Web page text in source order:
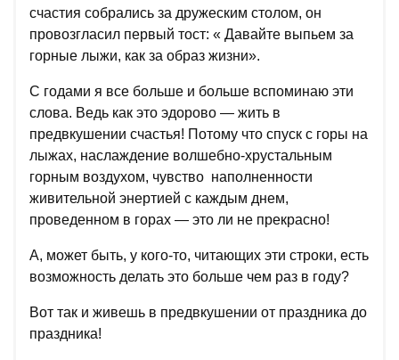
счастия собрались за дружеским столом, он
провозгласил первый тост: « Давайте выпьем за
горные лыжи, как за образ жизни».
С годами я все больше и больше вспоминаю эти
слова. Ведь как это эдорово — жить в
предвкушении счастья! Потому что спуск с горы на
лыжах, наслаждение волшебно-хрустальным
горным воздухом, чувство наполненности
живительной энертией с каждым днем,
проведенном в горах — это ли не прекрасно!
А, может быть, у кого-то, читающих эти строки, есть
возможность делать это больше чем раз в году?
Вот так и живешь в предвкушении от праздника до
праздника!